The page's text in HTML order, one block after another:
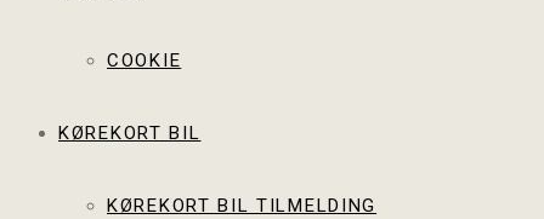
COOKIE
KØREKORT BIL
KØREKORT BIL TILMELDING